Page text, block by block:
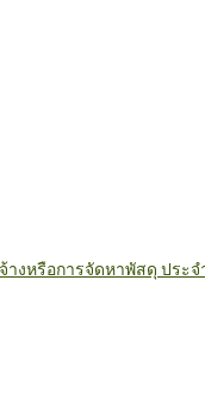
งหรือการจัดหาพัสดุ ประ